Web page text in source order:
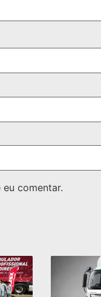
comentar.
ir